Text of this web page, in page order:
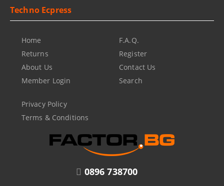
0896 738700
Techno Ecpress
Home
Returns
About Us
Member Login
F.A.Q.
Register
Contact Us
Search
Privacy Policy
Terms & Conditions